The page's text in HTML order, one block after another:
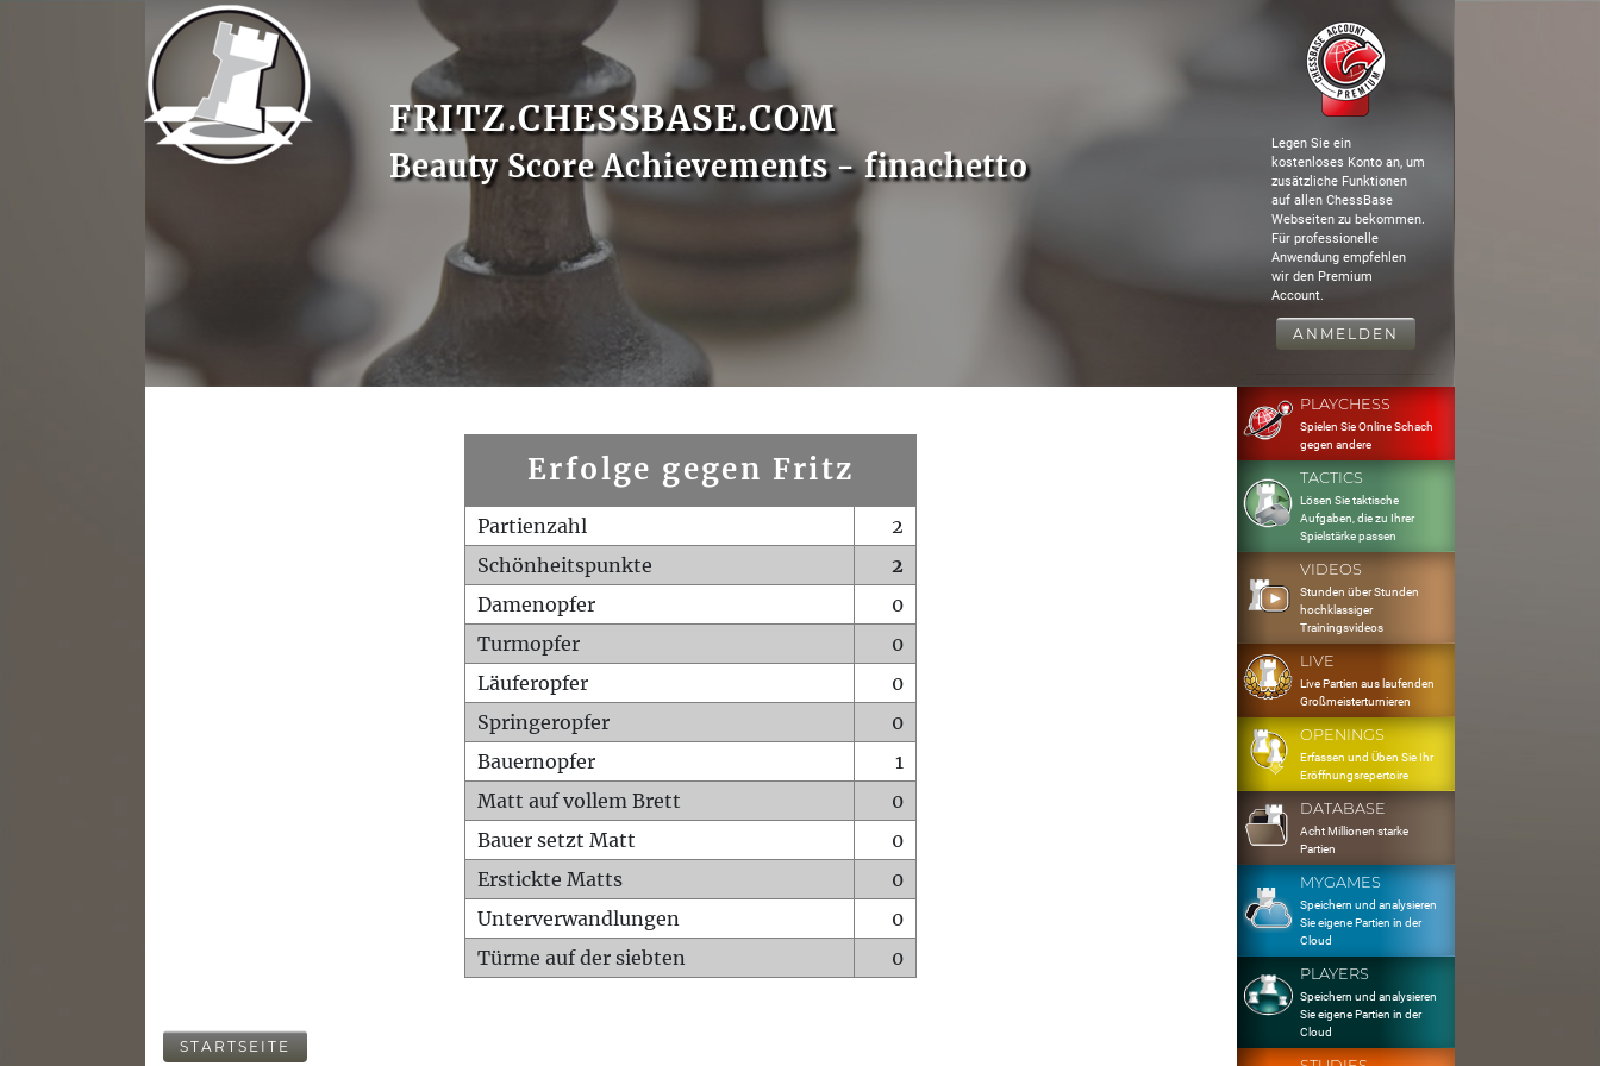
FRITZ.CHESSBASE.COM
Beauty Score Achievements - finachetto
Legen Sie ein
kostenloses Konto an, um
zusätzliche Funktionen
auf allen ChessBase
Webseiten zu bekommen.
Für professionelle
Anwendung empfehlen
wir den Premium
Account.
ANMELDEN
Erfolge gegen Fritz
Partienzahl
2
Schönheitspunkte
2
Damenopfer
0
Turmopfer
0
Läuferopfer
0
Springeropfer
0
Bauernopfer
1
Matt auf vollem Brett
0
Bauer setzt Matt
0
Erstickte Matts
0
Unterverwandlungen
0
Türme auf der siebten
0
STARTSEITE
PLAYCHESS
Spielen Sie Online Schach
gegen andere
TACTICS
Lösen Sie taktische
Aufgaben, die zu Ihrer
Spielstärke passen
VIDEOS
Stunden über Stunden
hochklassiger
Trainingsvideos
LIVE
Live Partien aus laufenden
Großmeisterturnieren
OPENINGS
Erfassen und Üben Sie Ihr
Eröffnungsrepertoire
DATABASE
Acht Millionen starke
Partien
MYGAMES
Speichern und analysieren
Sie eigene Partien in der
Cloud
PLAYERS
Speichern und analysieren
Sie eigene Partien in der
Cloud